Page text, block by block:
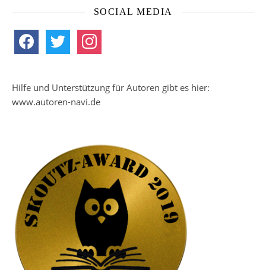
SOCIAL MEDIA
facebook twitter instagram
Hilfe und Unterstützung für Autoren gibt es hier:
www.autoren-navi.de